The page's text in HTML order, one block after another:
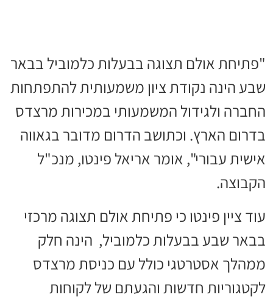
"פתיחת אולם תצוגה בבעלות כלמוביל בבאר
שבע הינה נקודת ציון משמעותית להתפתחות
החברה ולגידול המשמעותי במכירות מרצדס
בדרום הארץ. וכתושב הדרום מדובר בגאווה
אישית עבורי", אומר אריאל פינטו, מנכ"ל
הקבוצה.
עוד ציין פינטו כי פתיחת אולם תצוגה מרכזי
בבאר שבע בבעלות כלמוביל, הינה חלק
ממהלך אסטרטגי כולל עם כניסת מרצדס
לקטגוריות חדשות והגעתם של לקוחות